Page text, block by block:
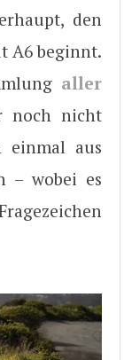
den
A6 beginnt.
aller
noch nicht
einmal aus
– wobei es